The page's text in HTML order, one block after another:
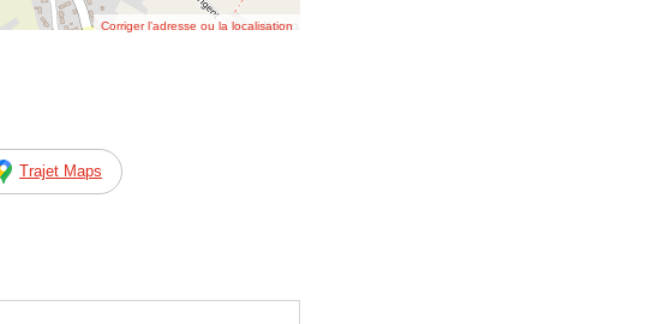
Corriger l’adresse ou la localisation
Trajet Maps